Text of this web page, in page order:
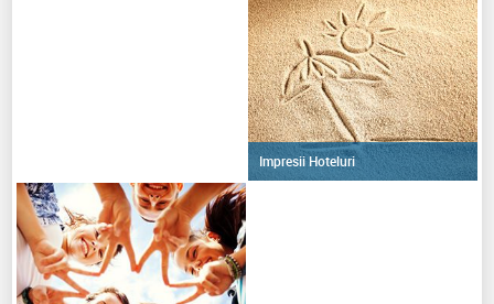
Impresii Hoteluri